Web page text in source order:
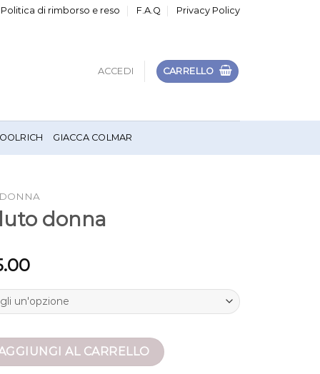
Politica di rimborso e reso F.A.Q Privacy Policy
ACCEDI CARRELLO
GIACCA COLMAR
donna
quantità AL CARRELLO